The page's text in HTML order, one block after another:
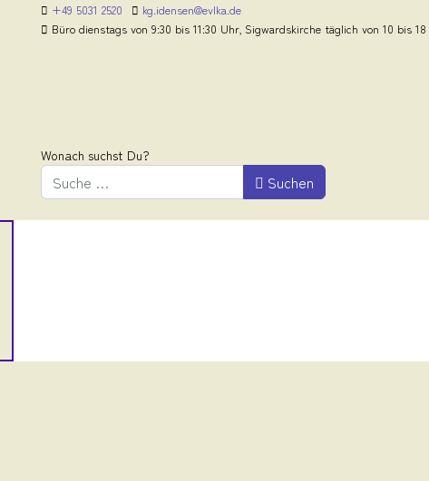
+49 5031 2520
kg.idensen@evlka.de
Büro dienstags von 9:30 bis 11:30 Uhr, Sigwardskirche täglich von 10 bis
Wonach suchst Du?
Suchen